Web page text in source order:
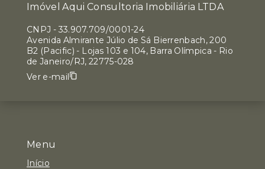
Menu
Início
Imóvel Aqui Consultoria Imobiliária LTDA
CNPJ - 33.907.709/0001-24
Avenida Almirante Júlio de Sá Bierrenbach, 200
B2 (Pacific) - Lojas 103 e 104, Barra Olímpica - Rio
de Janeiro/RJ, 22775-028
Ver e-mail